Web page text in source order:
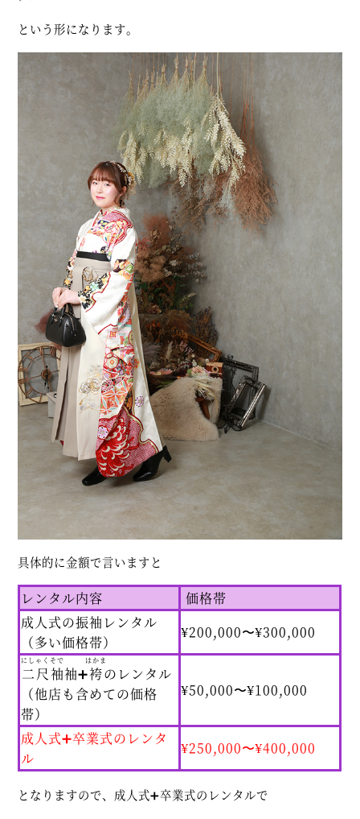
という形になります。
具体的に金額で言いますと
レンタル内容
価格帯
成人式の振袖レンタル
（多い価格帯）
¥200,000〜¥300,000
二尺袖
にしゃくそで
袖➕袴
はかま
のレンタル
（他店も含めての価格
帯）
¥50,000〜¥100,000
成人式➕卒業式のレンタ
ル
¥250,000〜¥400,000
となりますので、成人式➕卒業式のレンタルで